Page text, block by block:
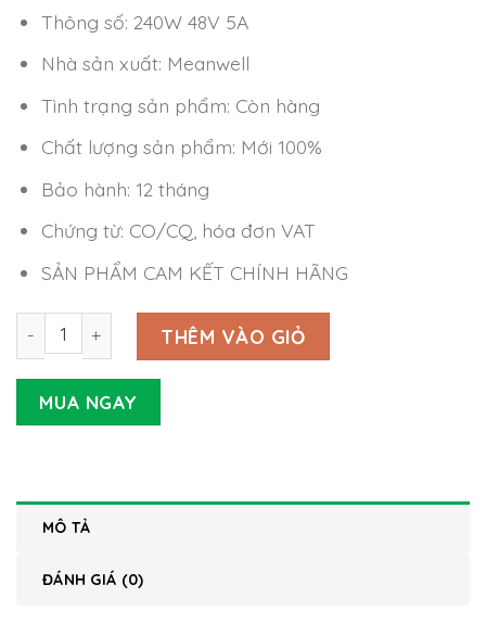
Thông số: 240W 48V 5A
Nhà sản xuất: Meanwell
Tình trạng sản phẩm: Còn hàng
Chất lượng sản phẩm: Mới 100%
Bảo hành: 12 tháng
Chứng từ: CO/CQ, hóa đơn VAT
SẢN PHẨM CAM KẾT CHÍNH HÃNG
Nguồn LED Driver Meanwell HBG-240-48 (240W 48V 5A)
THÊM VÀO GIỎ
MUA NGAY
MÔ TẢ
ĐÁNH GIÁ (0)